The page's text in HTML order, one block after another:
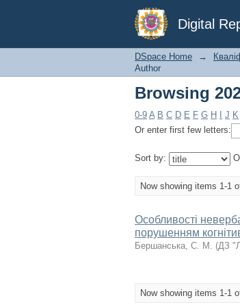
Digital
Browsing
DSpace Home →
Author
Browsing
0-9 A B C D E F G H J K
Or enter first few letters:
Sort by:
Now showing items 1-1
Особливості
порушенням
Бершанська, С. М. (ДЗ
Now showing items 1-1